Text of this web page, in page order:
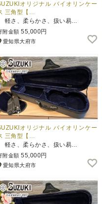
オリジナル バイオリンケー
三角型【…
軽さ、柔らかさ、扱い易…
附金額 55,000円
愛知県大府市
オリジナル バイオリンケー
三角型【…
軽さ、柔らかさ、扱い易…
附金額 55,000円
愛知県大府市